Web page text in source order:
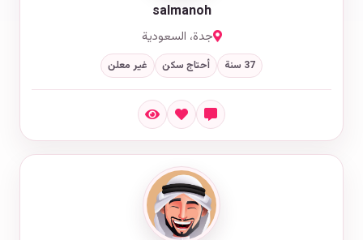
salmanoh
جدة، السعودية
37 سنة أحتاج سكن غير معلن